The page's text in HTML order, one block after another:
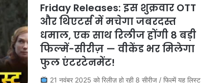
Friday Releases: इस शुक्रवार OTT
और थिएटर्स में मचेगा जबरदस्त
धमाल, एक साथ रिलीज होंगी 8 बड़ी
फिल्में-सीरीज़ — वीकेंड भर मिलेगा
फुल एंटरटेनमेंट!
21 नवंबर 2025 को रिलीज़ हो रही 8 सीरीज / फिल्में यह लिस्ट